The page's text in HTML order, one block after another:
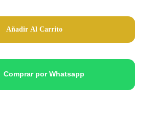
Añadir Al Carrito
Comprar por Whatsapp